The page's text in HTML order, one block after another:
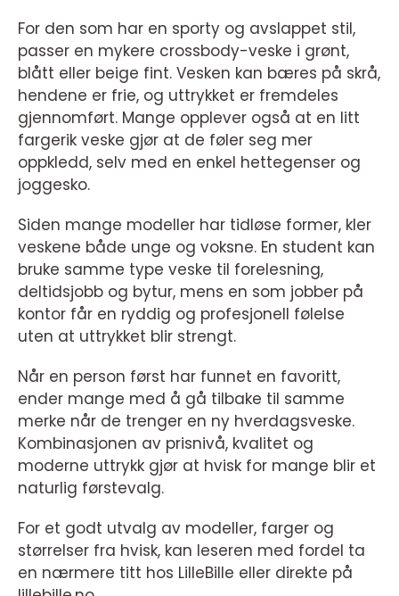
For den som har en sporty og avslappet stil,
passer en mykere crossbody-veske i grønt,
blått eller beige fint. Vesken kan bæres på skrå,
hendene er frie, og uttrykket er fremdeles
gjennomført. Mange opplever også at en litt
fargerik veske gjør at de føler seg mer
oppkledd, selv med en enkel hettegenser og
joggesko.
Siden mange modeller har tidløse former, kler
veskene både unge og voksne. En student kan
bruke samme type veske til forelesning,
deltidsjobb og bytur, mens en som jobber på
kontor får en ryddig og profesjonell følelse
uten at uttrykket blir strengt.
Når en person først har funnet en favoritt,
ender mange med å gå tilbake til samme
merke når de trenger en ny hverdagsveske.
Kombinasjonen av prisnivå, kvalitet og
moderne uttrykk gjør at hvisk for mange blir et
naturlig førstevalg.
For et godt utvalg av modeller, farger og
størrelser fra hvisk, kan leseren med fordel ta
en nærmere titt hos LilleBille eller direkte på